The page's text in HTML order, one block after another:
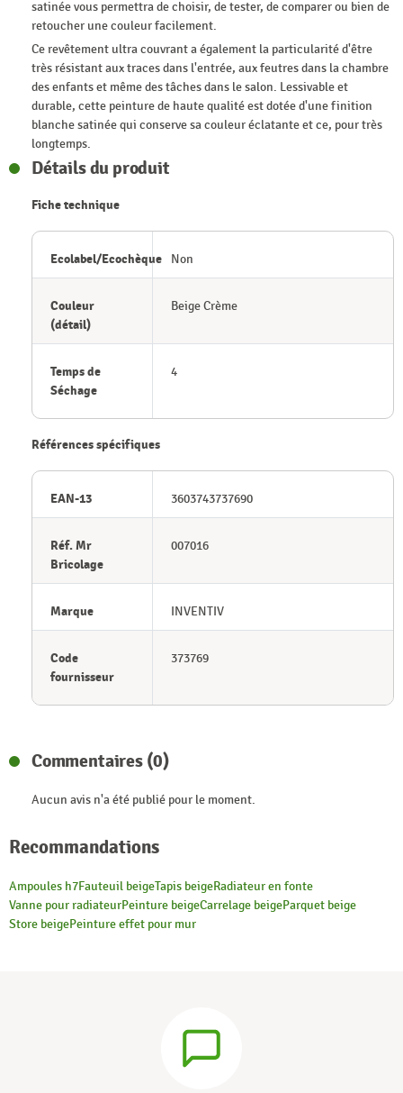
satinée vous permettra de choisir, de tester, de comparer ou bien de
retoucher une couleur facilement.
Ce revêtement ultra couvrant a également la particularité d'être
très résistant aux traces dans l'entrée, aux feutres dans la chambre
des enfants et même des tâches dans le salon. Lessivable et
durable, cette peinture de haute qualité est dotée d'une finition
blanche satinée qui conserve sa couleur éclatante et ce, pour très
longtemps.
Détails du produit
Fiche technique
Ecolabel/Ecochèque Non
Couleur
(détail)
Beige Crème
Temps de
Séchage
4
Références spécifiques
EAN-13 3603743737690
Réf. Mr
Bricolage
007016
Marque INVENTIV
Code
fournisseur
373769
Commentaires (0)
Aucun avis n'a été publié pour le moment.
Recommandations
Ampoules h7Fauteuil beigeTapis beigeRadiateur en fonte
Vanne pour radiateurPeinture beigeCarrelage beigeParquet beige
Store beigePeinture effet pour mur